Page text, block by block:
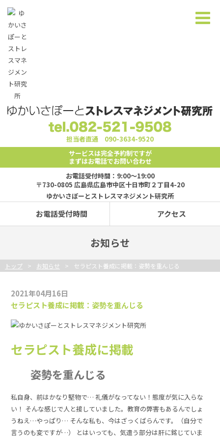
担当者直通 090-3634-9520
サービスは完全予約制ですが
まずはお電話でお問い合わせ
お電話受付時間：9:00～19:00
〒730-0805 広島県広島市中区十日市町２丁目4-20
ゆかいさぽーとストレスマネジメント研究所
お電話受付時間 アクセス
お知らせ
トップ お知らせ セラピスト養成に掲載：姿勢を重んじる
2021年04月16日
セラピスト養成に掲載：姿勢を重んじる
セラピスト養成に掲載
姿勢を重んじる
私自身、前はかなり堅物で… 礼儀がなってない！態度が気に入らな
い！ そんな感じで人と接していました。教育の弊害もあるんでしょ
うねえ…やっぱり… そんな私も、今はざっくばらんです。（自分で
言うのも変ですが…） とはいっても、気遣う部分は肝に銘じていま